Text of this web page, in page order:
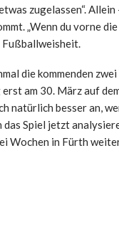
zugelassen“.
„Wenn du vorne
Fußballweisheit.
die kommenden
am 30. März auf
natürlich besser an,
Spiel jetzt
Wochen in Fürth